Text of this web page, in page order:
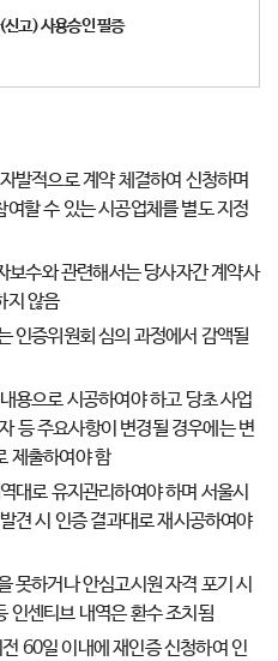
신고)사용승인 필증
발적으로 계약 체결하여 신청하며
할 수 있는 시공업체를 별도 지정
보수와 관련해서는 당사자간 계약사
지 않음
인증위원회 심의 과정에서 감액될
용으로 시공하여야 하고 당초 사업
등 주요사항이 변경될 경우에는 변
제출하여야 함
대로 유지관리하여야 하며 서울시
견 시 인증 결과대로 재시공하여야
못하거나 안심고시원 자격 포기 시
인센티브 내역은 환수 조치됨
60일 이내에 재인증 신청하여 인